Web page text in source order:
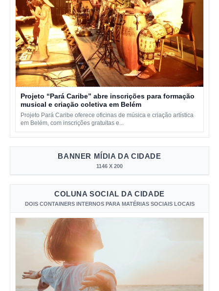
Projeto “Pará Caribe” abre inscrições para formação
musical e criação coletiva em Belém
Projeto Pará Caribe oferece oficinas de música e criação artística
em Belém, com inscrições gratuitas e...
BANNER MÍDIA DA CIDADE
1146 X 200
COLUNA SOCIAL DA CIDADE
DOIS CONTAINERS INTERNOS PARA MATÉRIAS SOCIAIS LOCAIS